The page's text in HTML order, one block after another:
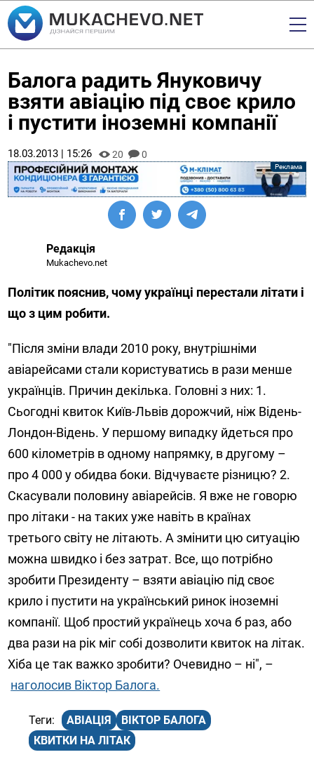
Балога радить Януковичу
взяти авіацію під своє крило
і пустити іноземні компанії
18.03.2013 | 15:26 20 0
Редакція
Mukachevo.net
Політик пояснив, чому українці перестали літати і
що з цим робити.
"Після зміни влади 2010 року, внутрішніми
авіарейсами стали користуватись в рази менше
українців. Причин декілька. Головні з них: 1.
Сьогодні квиток Київ-Львів дорожчий, ніж Відень-
Лондон-Відень. У першому випадку йдеться про
600 кілометрів в одному напрямку, в другому –
про 4 000 у обидва боки. Відчуваєте різницю? 2.
Скасували половину авіарейсів. Я вже не говорю
про літаки - на таких уже навіть в країнах
третього світу не літають. А змінити цю ситуацію
можна швидко і без затрат. Все, що потрібно
зробити Президенту – взяти авіацію під своє
крило і пустити на український ринок іноземні
компанії. Щоб простий українець хоча б раз, або
два рази на рік міг собі дозволити квиток на літак.
Хіба це так важко зробити? Очевидно – ні", –
наголосив Віктор Балога.
АВІАЦІЯ
ВІКТОР БАЛОГА
КВИТКИ НА ЛІТАК